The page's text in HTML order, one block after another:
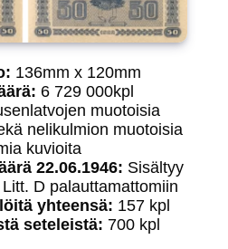
136mm x 120mm
6 729 000kpl
muotoisia
nelikulmion muotoisia
kuvioita
22.06.1946: Sisältyy
D palauttamattomiin
yhteensä: 157 kpl
seteleistä: 700 kpl